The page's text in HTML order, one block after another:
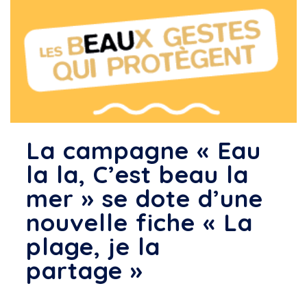
La campagne « Eau
la la, C’est beau la
mer » se dote d’une
nouvelle fiche « La
plage, je la
partage »